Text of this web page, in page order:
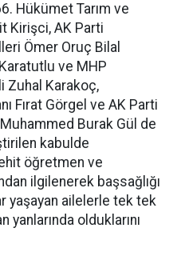
Hükümet Tarım ve
Kirişci, AK Parti
Ömer Oruç Bilal
ve MHP
Zuhal Karakoç,
Fırat Görgel ve AK Parti
Burak Gül de
kabulde
öğretmen ve
ilgilenerek başsağlığı
yaşayan ailelerle tek tek
yanlarında olduklarını